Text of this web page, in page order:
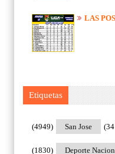
LAS
Etiquetas
San Jose
(4949)
Deporte
(1830)